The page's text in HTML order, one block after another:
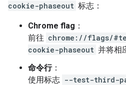
cookie-phaseout 标志：
Chrome flag ：
前往 chrome://flags/
cookie-phaseout 并将相
命令行：
使用标志 --test-third-